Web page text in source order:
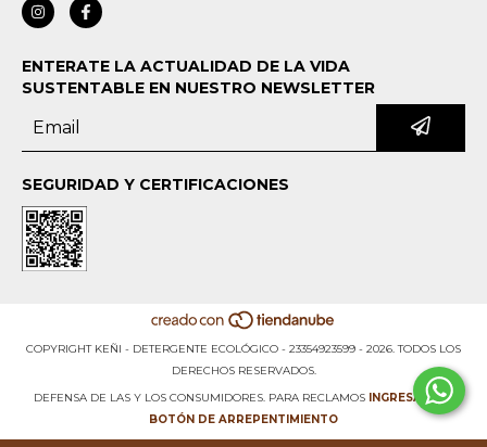
ENTERATE LA ACTUALIDAD DE LA VIDA
SUSTENTABLE EN NUESTRO NEWSLETTER
SEGURIDAD Y CERTIFICACIONES
COPYRIGHT KEÑI - DETERGENTE ECOLÓGICO - 23354923599 - 2026. TODOS LOS
DERECHOS RESERVADOS.
DEFENSA DE LAS Y LOS CONSUMIDORES. PARA RECLAMOS INGRESÁ ACÁ.
BOTÓN DE ARREPENTIMIENTO